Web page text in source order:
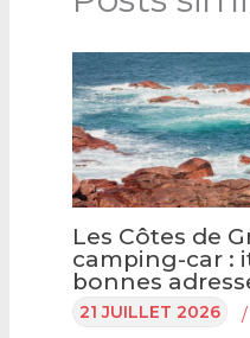
Les Côtes de
camping-car :
bonnes
21 JUILLET 2026 /